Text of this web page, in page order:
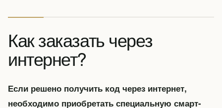
Как заказать через
интернет?
Если решено получить код через интернет,
необходимо приобретать специальную смарт-